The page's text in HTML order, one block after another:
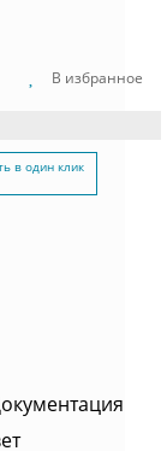
В избранное
в один клик